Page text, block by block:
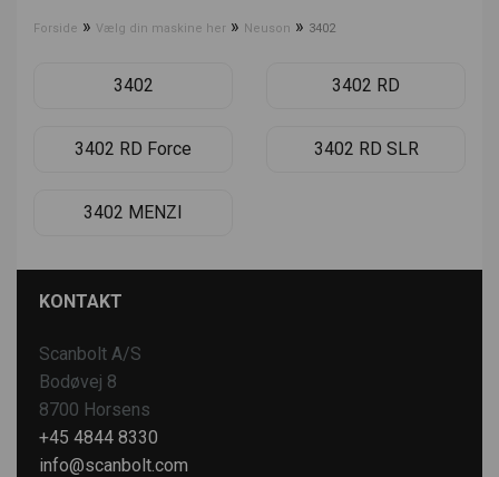
Forside » Vælg din maskine her » Neuson » 3402
3402 3402 RD
3402 RD Force 3402 RD SLR
3402 MENZI
KONTAKT
Scanbolt A/S
Bodøvej 8
8700 Horsens
+45 4844 8330
info@scanbolt.com